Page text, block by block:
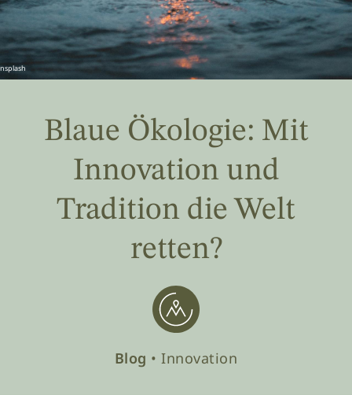
Blaue Ökologie: Mit
Innovation und
Tradition die Welt
retten?
Blog • Innovation